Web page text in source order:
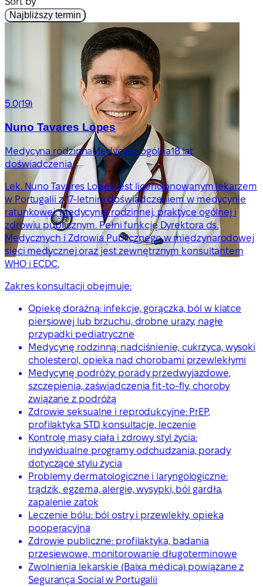
Najbliższy termin
5.0(19)
Nuno Tavares Lopes
Medycyna rodzinna Medycyna ogólna18 lat
doświadczenia
Lek. Nuno Tavares Lopes jest licencjonowanym lekarzem
w Portugalii z 17-letnim doświadczeniem w medycynie
ratunkowej, medycynie rodzinnej, praktyce ogólnej i
zdrowiu publicznym. Pełni funkcję Dyrektora ds.
Medycznych i Zdrowia Publicznego w międzynarodowej
sieci medycznej oraz jest zewnętrznym konsultantem
WHO i ECDC.
Zakres konsultacji obejmuje:
Opiekę doraźną: infekcje, gorączka, ból w klatce
piersiowej lub brzuchu, drobne urazy, nagłe
przypadki pediatryczne
Medycynę rodzinną: nadciśnienie, cukrzyca, wysoki
cholesterol, opieka nad chorobami przewlekłymi
Medycynę podróży: porady przedwyjazdowe,
szczepienia, zaświadczenia fit-to-fly, choroby
związane z podróżą
Zdrowie seksualne i reprodukcyjne: PrEP,
profilaktyka STD, konsultacje, leczenie
Kontrolę masy ciała i zdrowy styl życia:
indywidualne programy odchudzania, porady
dotyczące stylu życia
Problemy dermatologiczne i laryngologiczne:
trądzik, egzema, alergie, wysypki, ból gardła,
zapalenie zatok
Leczenie bólu: ból ostry i przewlekły, opieka
pooperacyjna
Zdrowie publiczne: profilaktyka, badania
przesiewowe, monitorowanie długoterminowe
Zwolnienia lekarskie (Baixa médica) powiązane z
Segurança Social w Portugalii